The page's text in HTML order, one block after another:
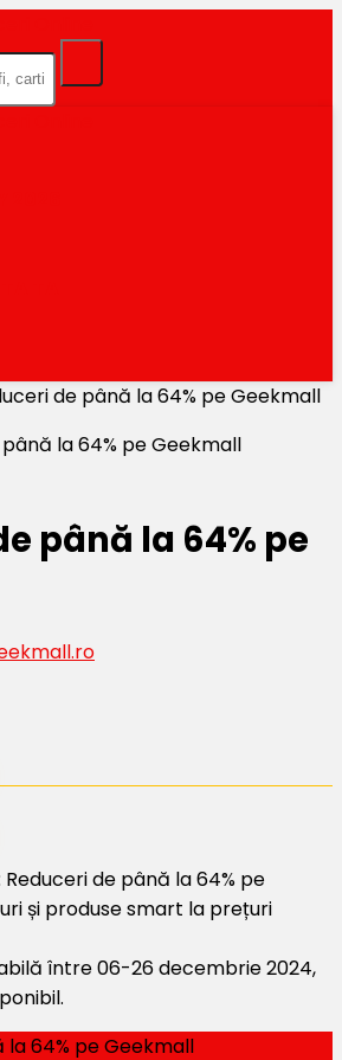
de până la 64% pe Geekmall
până la 64% pe
Reduceri de până la 64% pe
și produse smart la prețuri
între 06-26 decembrie 2024,